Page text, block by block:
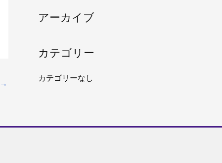
→
アーカイブ
カテゴリー
カテゴリーなし